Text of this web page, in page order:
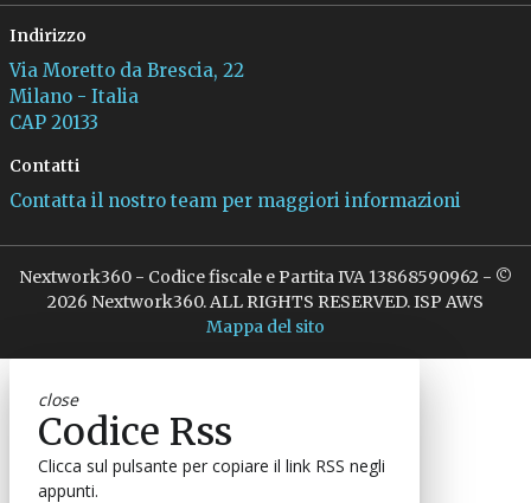
Indirizzo
Via Moretto da Brescia, 22
Milano - Italia
CAP 20133
Contatti
Contatta il nostro team per maggiori informazioni
Nextwork360 - Codice fiscale e Partita IVA 13868590962 - ©
2026 Nextwork360. ALL RIGHTS RESERVED. ISP AWS
Mappa del sito
close
Codice Rss
Clicca sul pulsante per copiare il link RSS negli
appunti.